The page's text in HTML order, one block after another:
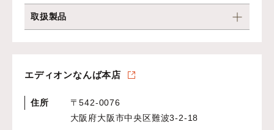
取扱製品
エディオンなんば本店
住所
〒542-0076
大阪府大阪市中央区難波3-2-18